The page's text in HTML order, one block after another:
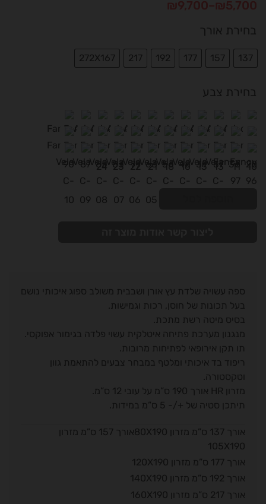
עד
בחירת אורך
137
157
177
192
217
272X167
בחירת צבע
ספה עשויה שלדת עץ אורן ושבבית משולב ספוג איכותי נושם
בעל תכונות של חוסן, רכות וגמישות.
בסיס מיטה רשת מתכת.
מנגנון מערכת פתיחה איטלקית עשוי פלדה בגימור אפוקסי.
תו תקן אירופאי לפתיחות מרובות.
ריפוד בד איכותי ומלטף במבחר צבעים להתאמת גוון
וטקסטורה.
מזרון HR אורך 190 ס”מ על עובי 12 ס”מ.
תיתכן סטיה של +/- 5 ס”מ במידות.
אורך 137 ס”מ מזרון 80X190אורך 157 ס”מ מזרון
105X190
אורך 177 ס”מ מזרון 120X190
אורך 192 ס”מ מזרון 140X190
אורך 217 ס”מ מזרון 160X190